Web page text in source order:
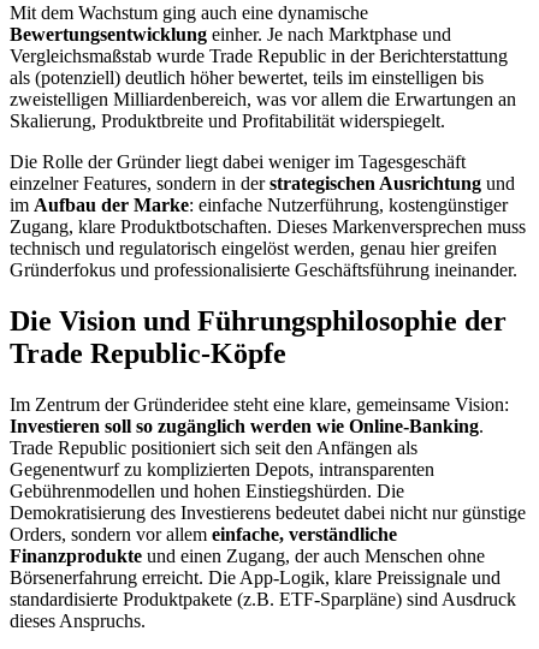
Mit dem Wachstum ging auch eine dynamische
Bewertungsentwicklung einher. Je nach Marktphase und
Vergleichsmaßstab wurde Trade Republic in der Berichterstattung
als (potenziell) deutlich höher bewertet, teils im einstelligen bis
zweistelligen Milliardenbereich, was vor allem die Erwartungen an
Skalierung, Produktbreite und Profitabilität widerspiegelt.
Die Rolle der Gründer liegt dabei weniger im Tagesgeschäft
einzelner Features, sondern in derstrategischen Ausrichtung und
im Aufbau der Marke: einfache Nutzerführung, kostengünstiger
Zugang, klare Produktbotschaften. Dieses Markenversprechen muss
technisch und regulatorisch eingelöst werden, genau hier greifen
Gründerfokus und professionalisierte Geschäftsführung ineinander.
Die Vision und Führungsphilosophie der
Trade Republic-Köpfe
Im Zentrum der Gründeridee steht eine klare, gemeinsame Vision:
Investieren soll so zugänglich werden wie Online-Banking.
Trade Republic positioniert sich seit den Anfängen als
Gegenentwurf zu komplizierten Depots, intransparenten
Gebührenmodellen und hohen Einstiegshürden. Die
Demokratisierung des Investierens bedeutet dabei nicht nur günstige
Orders, sondern vor allem einfache, verständliche
Finanzprodukte und einen Zugang, der auch Menschen ohne
Börsenerfahrung erreicht. Die App-Logik, klare Preissignale und
standardisierte Produktpakete (z.B. ETF-Sparpläne) sind Ausdruck
dieses Anspruchs.